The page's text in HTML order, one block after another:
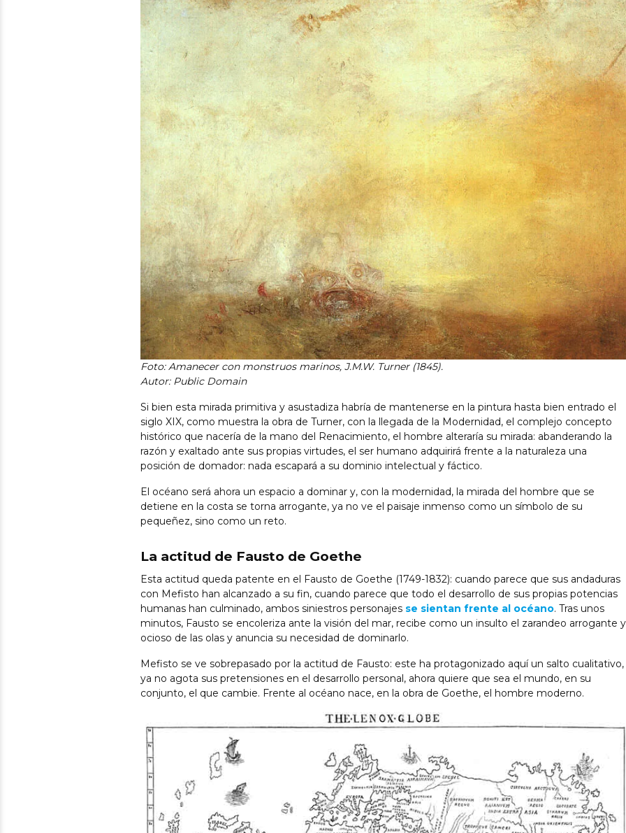
Foto: Amanecer con monstruos marinos, J.M.W. Turner (1845).
Autor: Public Domain
Si bien esta mirada primitiva y asustadiza habría de mantenerse en la pintura hasta bien entrado el
siglo XIX, como muestra la obra de Turner, con la llegada de la Modernidad, el complejo concepto
histórico que nacería de la mano del Renacimiento, el hombre alteraría su mirada: abanderando la
razón y exaltado ante sus propias virtudes, el ser humano adquirirá frente a la naturaleza una
posición de domador: nada escapará a su dominio intelectual y fáctico.
El océano será ahora un espacio a dominar y, con la modernidad, la mirada del hombre que se
detiene en la costa se torna arrogante, ya no ve el paisaje inmenso como un símbolo de su
pequeñez, sino como un reto.
La actitud de Fausto de Goethe
Esta actitud queda patente en el Fausto de Goethe (1749-1832): cuando parece que sus andaduras
con Mefisto han alcanzado a su fin, cuando parece que todo el desarrollo de sus propias potencias
humanas han culminado, ambos siniestros personajes se sientan frente al océano. Tras unos
minutos, Fausto se encoleriza ante la visión del mar, recibe como un insulto el zarandeo arrogante y
ocioso de las olas y anuncia su necesidad de dominarlo.
Mefisto se ve sobrepasado por la actitud de Fausto: este ha protagonizado aquí un salto cualitativo,
ya no agota sus pretensiones en el desarrollo personal, ahora quiere que sea el mundo, en su
conjunto, el que cambie. Frente al océano nace, en la obra de Goethe, el hombre moderno.